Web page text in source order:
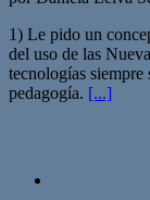
1) Le pido un
del uso de las
tecnologías siempre
pedagogía. [...]